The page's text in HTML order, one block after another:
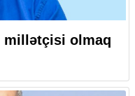
millətçisi olmaq